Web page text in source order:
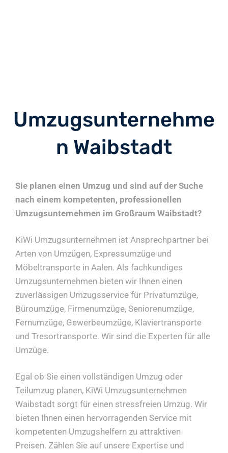
Umzugsunternehme
n Waibstadt
Sie planen einen Umzug und sind auf der Suche
nach einem kompetenten, professionellen
Umzugsunternehmen im Großraum Waibstadt?
KiWi Umzugsunternehmen ist Ansprechpartner bei
Arten von Umzügen, Expressumzüge und
Möbeltransporte in Aalen. Als fachkundiges
Umzugsunternehmen bieten wir Ihnen einen
zuverlässigen Umzugsservice für Privatumzüge,
Büroumzüge, Firmenumzüge, Seniorenumzüge,
Fernumzüge, Gewerbeumzüge, Klaviertransporte
und Tresortransporte. Wir sind die Experten für alle
Umzüge.
Egal ob Sie einen vollständigen Umzug oder
Teilumzug planen, KiWi Umzugsunternehmen
Waibstadt sorgt für einen stressfreien Umzug. Wir
bieten Ihnen einen hervorragenden Service mit
kompetenten Umzugshelfern zu attraktiven
Preisen. Zählen Sie auf unsere Expertise und